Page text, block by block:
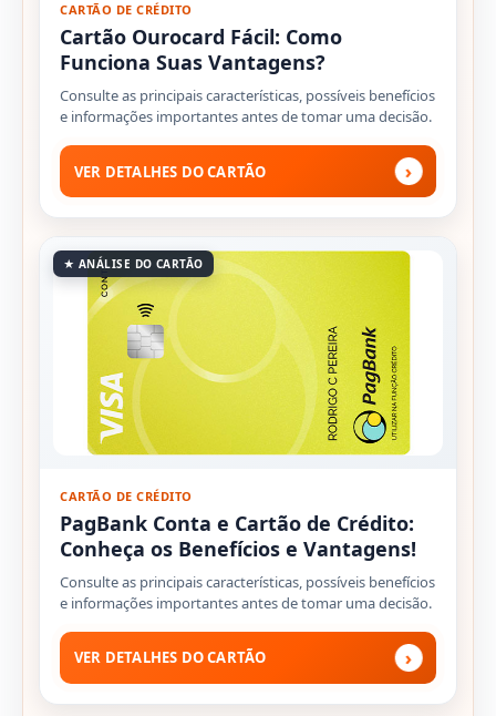
CARTÃO DE CRÉDITO
Cartão Ourocard Fácil: Como
Funciona Suas Vantagens?
Consulte as principais características, possíveis benefícios
e informações importantes antes de tomar uma decisão.
VER DETALHES DO CARTÃO ›
★ ANÁLISE DO CARTÃO
CARTÃO DE CRÉDITO
PagBank Conta e Cartão de Crédito:
Conheça os Benefícios e Vantagens!
Consulte as principais características, possíveis benefícios
e informações importantes antes de tomar uma decisão.
VER DETALHES DO CARTÃO ›